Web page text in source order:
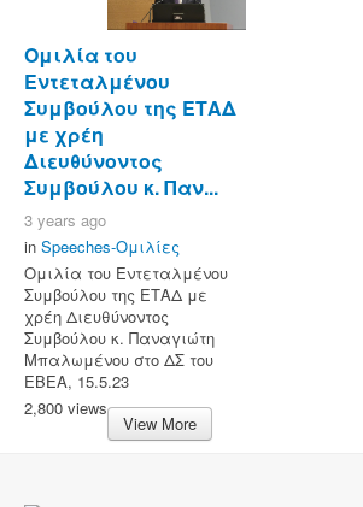
Ομιλία του
Εντεταλμένου
Συμβούλου της ΕΤΑΔ
με χρέη
Διευθύνοντος
Συμβούλου κ. Παν...
3 years ago
in Speeches-Ομιλίες
Ομιλία του Εντεταλμένου
Συμβούλου της ΕΤΑΔ με
χρέη Διευθύνοντος
Συμβούλου κ. Παναγιώτη
Μπαλωμένου στο ΔΣ του
ΕΒΕΑ, 15.5.23
2,800 views
View More